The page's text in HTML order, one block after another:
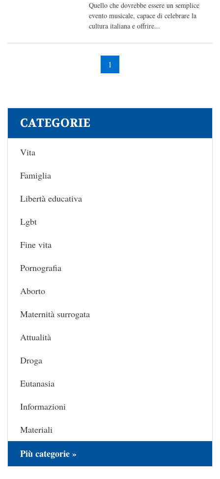
Quello che dovrebbe essere un semplice
evento musicale, capace di celebrare la
cultura italiana e offrire...
1
CATEGORIE
Vita
Famiglia
Libertà educativa
Lgbt
Fine vita
Pornografia
Aborto
Maternità surrogata
Attualità
Droga
Eutanasia
Informazioni
Materiali
Più categorie »